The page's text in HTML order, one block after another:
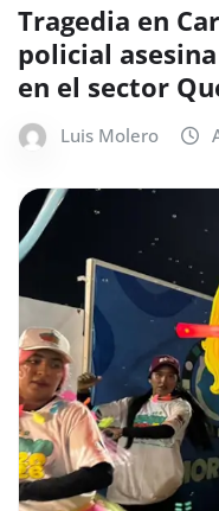
Tragedia en
policial
en el sector
Luis Molero